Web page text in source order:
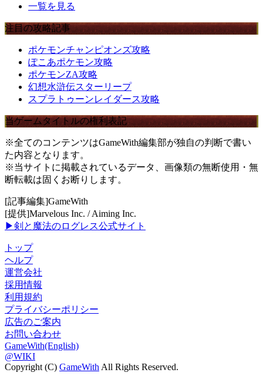
一覧を見る
注目の攻略記事
ポケモンチャンピオンズ攻略
ぽこあポケモン攻略
ポケモンZA攻略
幻想水滸伝スターリープ
スプラトゥーンレイダース攻略
当ゲームタイトルの権利表記
※全てのコンテンツはGameWith編集部が独自の判断で書い
た内容となります。
※当サイトに掲載されているデータ、画像類の無断使用・無
断転載は固くお断りします。
[記事編集]GameWith
[提供]Marvelous Inc. / Aiming Inc.
▶剣と魔法のログレス公式サイト
トップ
ヘルプ
運営会社
採用情報
利用規約
プライバシーポリシー
広告のご案内
お問い合わせ
GameWith(English)
@WIKI
Copyright (C) GameWith All Rights Reserved.